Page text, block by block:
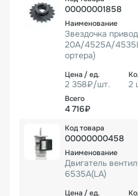
Оборудование
или сеточным
4535LA в любой
можете на нашем сайте.
удовольствием
предоставляю любую
00000001858
Звездочка
20A/4525A/
ортера)
2 358₽/шт. 2
4 716₽
00000000458
Двигатель
6535A(LA)